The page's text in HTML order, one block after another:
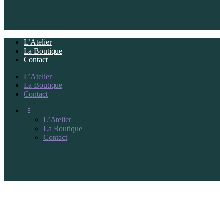
L’Atelier
La Boutique
Contact
L’Atelier
La Boutique
Contact
L’Atelier
La Boutique
Contact